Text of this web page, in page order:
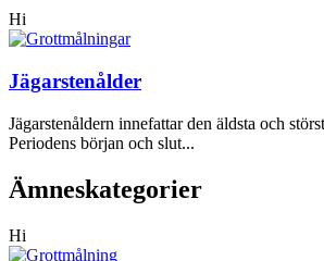
Hi
Jägarstenålder
Jägarstenåldern innefattar den äldsta och
Periodens början och slut...
Ämneskategorier
Hi